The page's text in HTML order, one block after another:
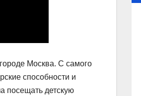
Москва. С самого
способности и
посещать детскую